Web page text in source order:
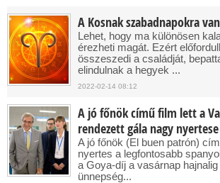
A Kosnak szabadnapokra
Lehet, hogy ma különösen
érezheti magát. Ezért
összeszedi a családját,
elindulnak a hegyek ...
2022-02-14 08:12
A jó főnök című film lett a
rendezett gála nagy nyertese
A jó főnök (El buen patrón)
nyertes a legfontosabb
a Goya-díj a vasárnap
ünnepség...